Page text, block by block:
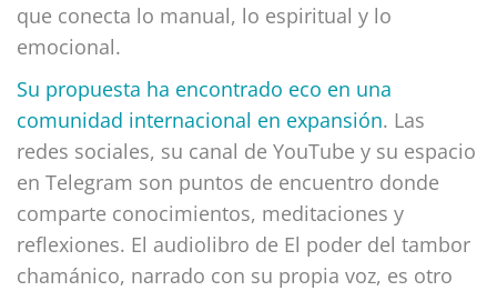
que conecta lo manual, lo espiritual y lo
emocional.
Su propuesta ha encontrado eco en una
comunidad internacional en expansión. Las
redes sociales, su canal de YouTube y su espacio
en Telegram son puntos de encuentro donde
comparte conocimientos, meditaciones y
reflexiones. El audiolibro de El poder del tambor
chamánico, narrado con su propia voz, es otro